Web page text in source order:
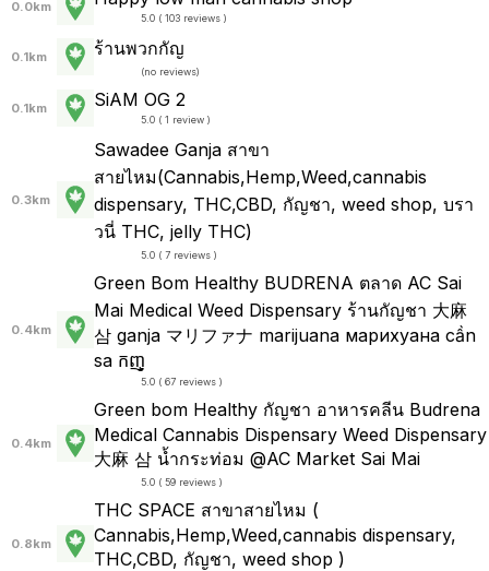
0.0km
5.0 ( 103 reviews )
0.1km ร้านพวกกัญ
(no reviews)
0.1km SiAM OG 2
5.0 ( 1 review )
0.3km
Sawadee​ Ganja สาขา
สายไหม(Cannabis,Hemp,Weed,cannabis
dispensary, THC,CBD, กัญชา, weed shop, บรา
วนี่ THC, jelly THC)
5.0 ( 7 reviews )
0.4km
Green Bom Healthy BUDRENA ตลาด AC Sai
Mai Medical Weed Dispensary ร้านกัญชา 大麻
삼 ganja マリファナ marijuana марихуана cần
sa កញ្
5.0 ( 67 reviews )
0.4km
Green bom​ Healthy​ กัญชา อาหารคลีน Budrena
Medical Cannabis Dispensary Weed Dispensary
大麻 삼 น้ำกระท่อม @AC Market Sai Mai
5.0 ( 59 reviews )
0.8km
THC SPACE สาขาสายไหม (
Cannabis,Hemp,Weed,cannabis dispensary,
THC,CBD, กัญชา, weed shop )